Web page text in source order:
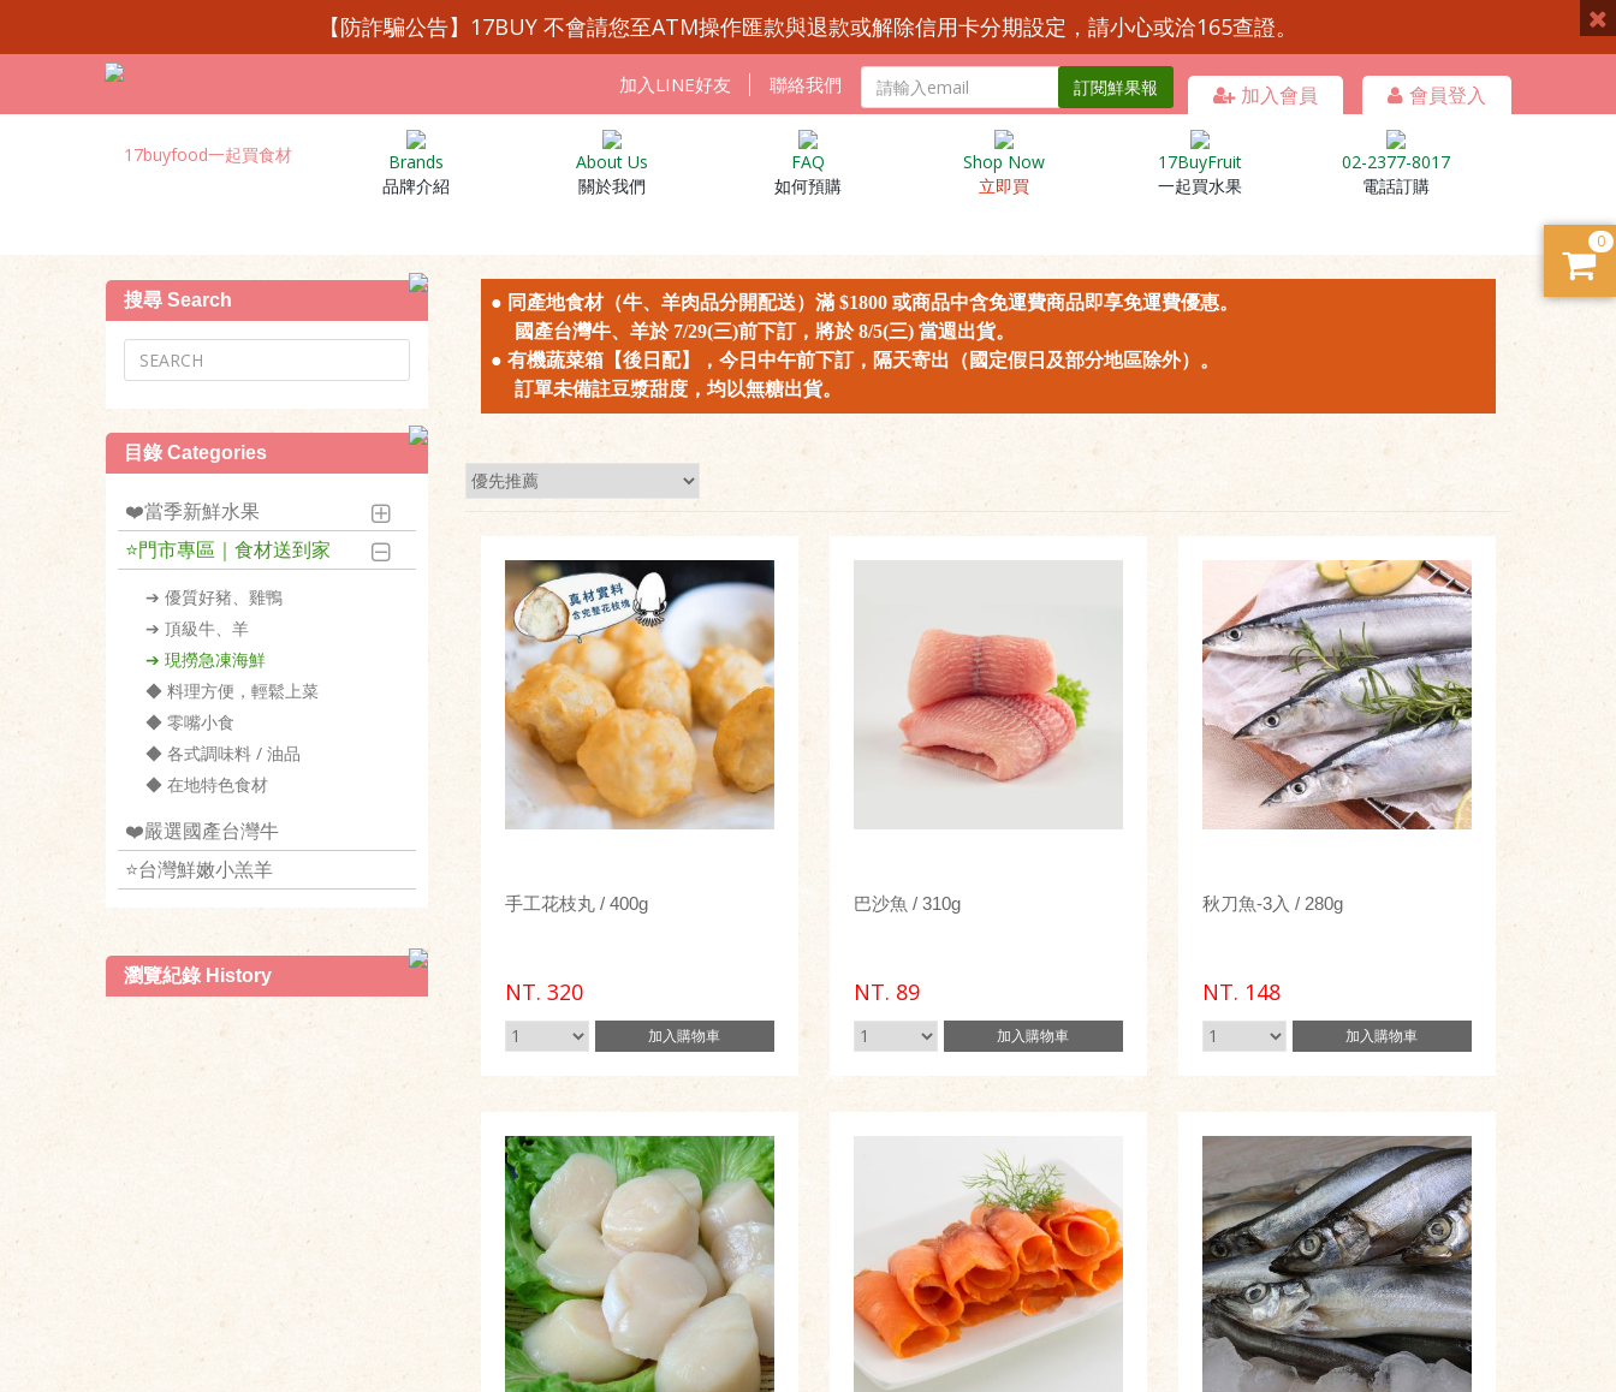
【防詐騙公告】17BUY 不會請您至ATM操作匯款與退款或解除信用卡分期設定，請小心或洽165查證。
加入會員 會員登入
加入LINE好友 聯絡我們 訂閱鮮果報
Brands
品牌介紹
About Us
關於我們
FAQ
如何預購
Shop Now
立即買
17BuyFruit
一起買水果
02-2377-8017
電話訂購
搜尋 Search
目錄 Categories
❤️當季新鮮水果
⭐️門市專區｜食材送到家
➔ 優質好豬、雞鴨
➔ 頂級牛、羊
➔ 現撈急凍海鮮
◆ 料理方便，輕鬆上菜
◆ 零嘴小食
◆ 各式調味料 / 油品
◆ 在地特色食材
❤️嚴選國產台灣牛
⭐️台灣鮮嫩小羔羊
瀏覽紀錄 History
● 同產地食材（牛、羊肉品分開配送）滿 $1800 或商品中含免運費商品即享免運費優惠。
國產台灣牛、羊於 7/29(三)前下訂，將於 8/5(三) 當週出貨。
● 有機蔬菜箱【後日配】，今日中午前下訂，隔天寄出（國定假日及部分地區除外）。
訂單未備註豆漿甜度，均以無糖出貨。
手工花枝丸 / 400g
NT. 320
加入購物車
巴沙魚 / 310g
NT. 89
加入購物車
秋刀魚-3入 / 280g
NT. 148
加入購物車
0